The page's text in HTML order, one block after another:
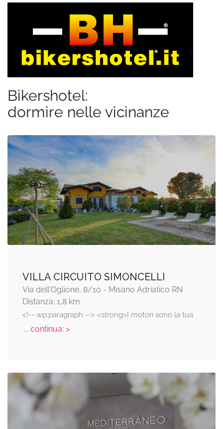
Bikershotel:
dormire nelle vicinanze
VILLA CIRCUITO SIMONCELLI
Via dell'Oglione, 8/10 - Misano Adriatico RN
Distanza: 1,8 km
<!-- wp:paragraph --> <strong>I motori sono la tua
... continua: >